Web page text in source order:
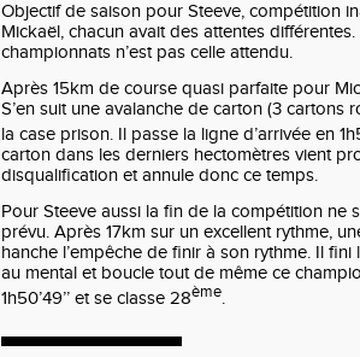
Objectif de saison pour Steeve, compétition
Mickaël, chacun avait des attentes différentes.
championnats n’est pas celle attendu.
Après 15km de course quasi parfaite pour
S’en suit une avalanche de carton (3 cartons
la case prison. Il passe la ligne d’arrivée en
carton dans les derniers hectomètres vient
disqualification et annule donc ce temps.
Pour Steeve aussi la fin de la compétition ne
prévu. Après 17km sur un excellent rythme,
hanche l’empêche de finir à son rythme. Il
au mental et boucle tout de même ce
1h50’49’’ et se classe 28ème.